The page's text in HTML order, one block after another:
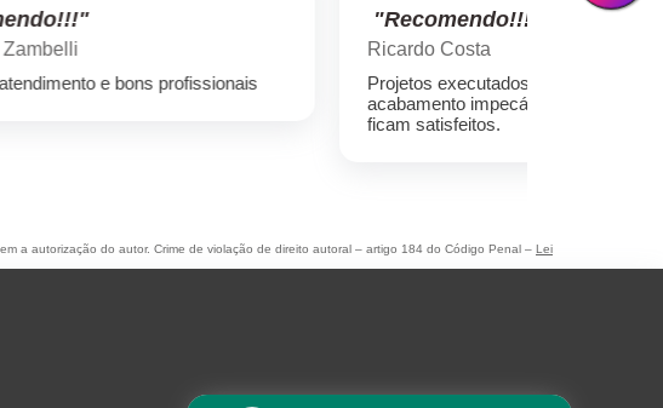
Projetos executados com qualidade e
acabamento impecável, os clientes sempre
a autorização do autor. Crime de violação de direito autoral – artigo 184 do Código Penal – Lei